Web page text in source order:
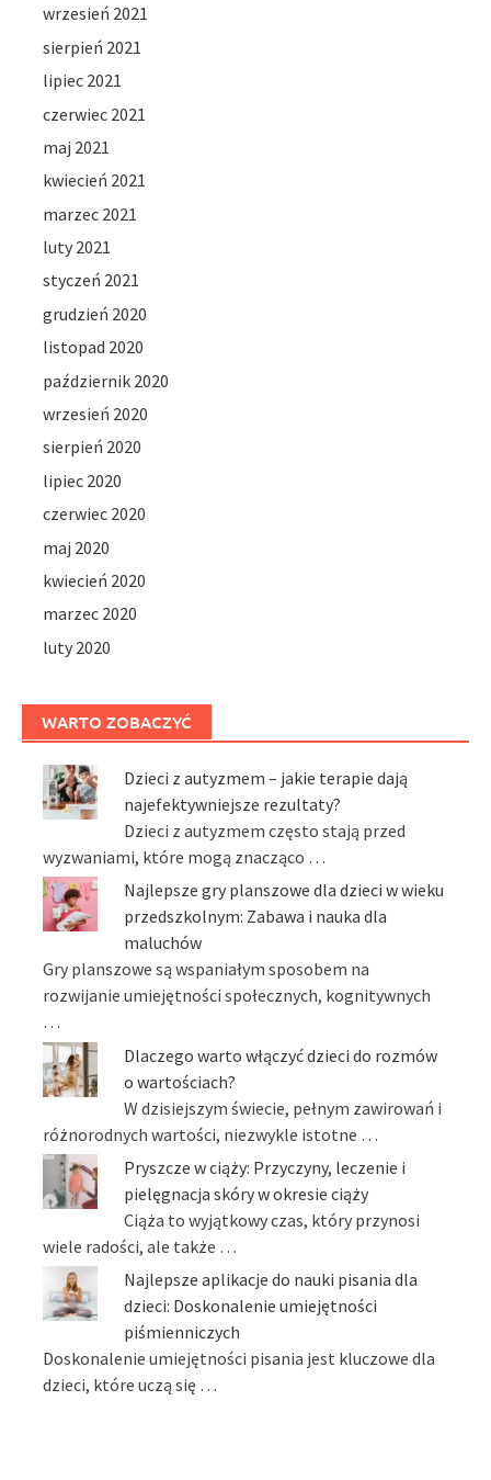
wrzesień 2021
sierpień 2021
lipiec 2021
czerwiec 2021
maj 2021
kwiecień 2021
marzec 2021
luty 2021
styczeń 2021
grudzień 2020
listopad 2020
październik 2020
wrzesień 2020
sierpień 2020
lipiec 2020
czerwiec 2020
maj 2020
kwiecień 2020
marzec 2020
luty 2020
WARTO ZOBACZYĆ
Dzieci z autyzmem – jakie terapie dają
najefektywniejsze rezultaty?
Dzieci z autyzmem często stają przed
wyzwaniami, które mogą znacząco …
Najlepsze gry planszowe dla dzieci w wieku
przedszkolnym: Zabawa i nauka dla
maluchów
Gry planszowe są wspaniałym sposobem na
rozwijanie umiejętności społecznych, kognitywnych
…
Dlaczego warto włączyć dzieci do rozmów
o wartościach?
W dzisiejszym świecie, pełnym zawirowań i
różnorodnych wartości, niezwykle istotne …
Pryszcze w ciąży: Przyczyny, leczenie i
pielęgnacja skóry w okresie ciąży
Ciąża to wyjątkowy czas, który przynosi
wiele radości, ale także …
Najlepsze aplikacje do nauki pisania dla
dzieci: Doskonalenie umiejętności
piśmienniczych
Doskonalenie umiejętności pisania jest kluczowe dla
dzieci, które uczą się …